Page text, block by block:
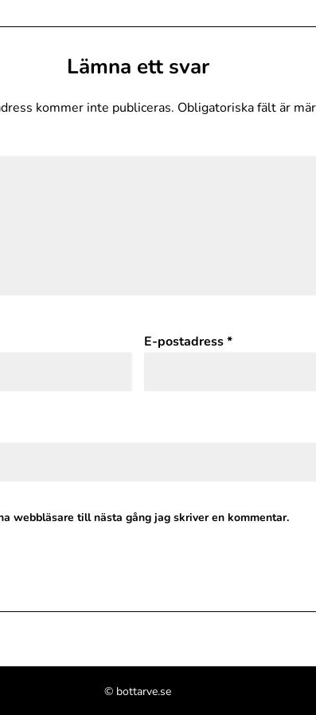
Lämna ett svar
kommer inte publiceras. Obligatoriska fält är
E-postadress*
webbläsare till nästa gång jag skriver en kommentar.
© bottarve.se